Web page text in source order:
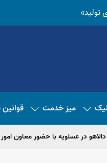
تولید»
میز خدمت
در عسلویه با حضور معاون امور